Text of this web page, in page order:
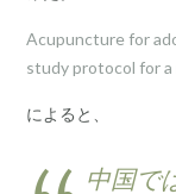
Acupuncture for
study protocol for a
によると、
中国で